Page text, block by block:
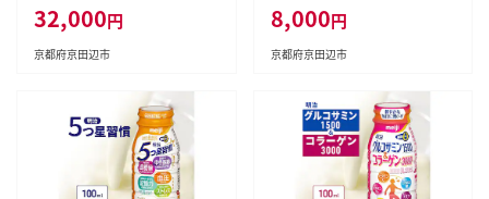
せ お酒 地ビール アルコール ほ
うじ茶 緑茶 本場
32,000円
京都府京田辺市
わせ お酒 地ビール アルコール
ほうじ茶 緑茶 本場
8,000円
京都府京田辺市